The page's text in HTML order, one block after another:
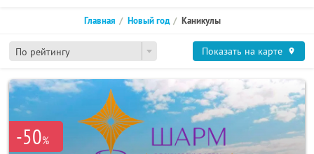
По рейтингу
Главная Новый год Каникулы
Показать на карте
-50%